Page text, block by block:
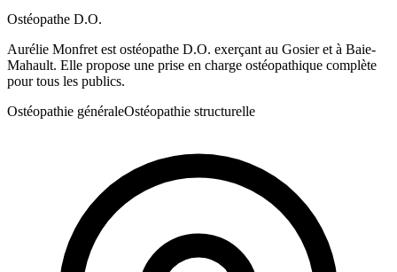
Ostéopathe D.O.
Aurélie Monfret est ostéopathe D.O. exerçant au Gosier et à Baie-
Mahault. Elle propose une prise en charge ostéopathique complète
pour tous les publics.
Ostéopathie généraleOstéopathie structurelle